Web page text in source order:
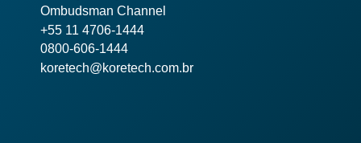
Ombudsman Channel
+55 11 4706-1444
0800-606-1444
koretech@koretech.com.br